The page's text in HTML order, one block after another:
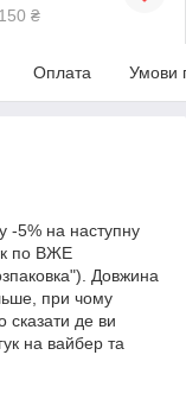
₴
Оплата Умови
-5% на наступну
по ВЖЕ
Довжина
при чому
сказати де ви
на вайбер та